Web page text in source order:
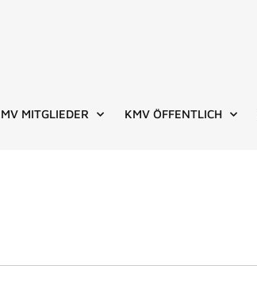
MITGLIEDER KMV ÖFFENTLICH